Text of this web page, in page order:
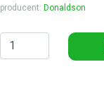
producent: Donaldson